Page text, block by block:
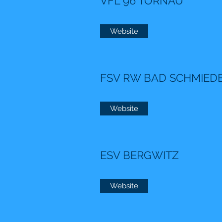
Website
FSV RW BAD
Website
ESV BERGWITZ
Website